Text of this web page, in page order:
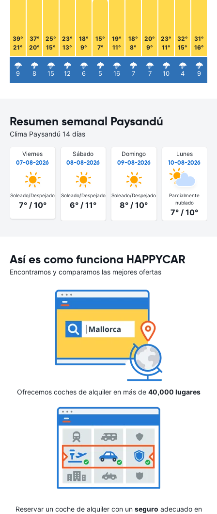
39°
21°
9
37°
20°
8
25°
15°
15
23°
13°
12
18°
9°
6
15°
7°
5
19°
11°
16
18°
8°
7
20°
9°
7
23°
11°
10
32°
15°
4
31°
16°
9
Resumen semanal Paysandú
Clima Paysandú 14 días
Viernes
07-08-2026
Soleado/Despejado
7° / 10°
Sábado
08-08-2026
Soleado/Despejado
6° / 11°
Domingo
09-08-2026
Soleado/Despejado
8° / 10°
Lunes
10-08-2026
Parcialmente
nublado
7° / 10°
Así es como funciona HAPPYCAR
Encontramos y comparamos las mejores ofertas
Ofrecemos coches de alquiler en más de 40,000 lugares
Reservar un coche de alquiler con un seguro adecuado en